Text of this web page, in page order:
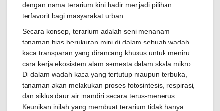
dengan nama terarium kini hadir menjadi pilihan
terfavorit bagi masyarakat urban.
Secara konsep, terarium adalah seni menanam
tanaman hias berukuran mini di dalam sebuah wadah
kaca transparan yang dirancang khusus untuk meniru
cara kerja ekosistem alam semesta dalam skala mikro.
Di dalam wadah kaca yang tertutup maupun terbuka,
tanaman akan melakukan proses fotosintesis, respirasi,
dan siklus daur air mandiri secara terus-menerus.
Keunikan inilah yang membuat terarium tidak hanya